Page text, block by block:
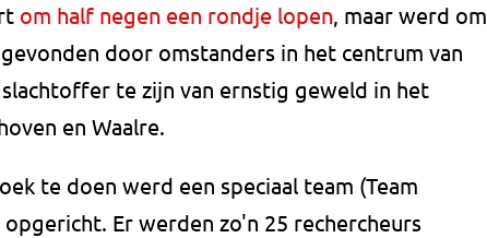
om half negen een rondje lopen, maar werd om
door omstanders in het centrum van
te zijn van ernstig geweld in het
en Waalre.
te doen werd een speciaal team (Team
Er werden zo'n 25 rechercheurs